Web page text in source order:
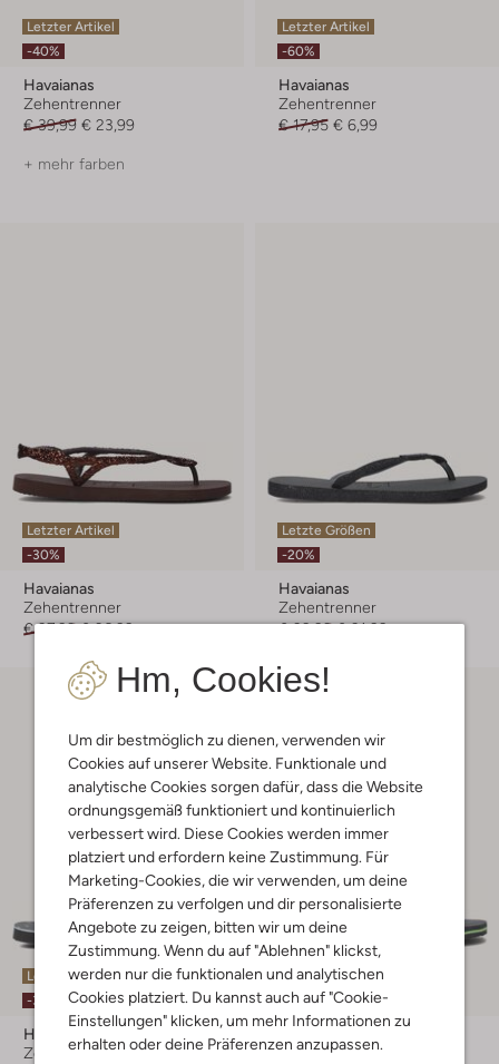
Hm, Cookies!
Um dir bestmöglich zu dienen, verwenden wir
Cookies auf unserer Website. Funktionale und
analytische Cookies sorgen dafür, dass die Website
ordnungsgemäß funktioniert und kontinuierlich
verbessert wird. Diese Cookies werden immer
platziert und erfordern keine Zustimmung. Für
Marketing-Cookies, die wir verwenden, um deine
Präferenzen zu verfolgen und dir personalisierte
Angebote zu zeigen, bitten wir um deine
Zustimmung. Wenn du auf "Ablehnen" klickst,
werden nur die funktionalen und analytischen
Cookies platziert. Du kannst auch auf "Cookie-
Einstellungen" klicken, um mehr Informationen zu
erhalten oder deine Präferenzen anzupassen.
Letzter Artikel
-40%
Havaianas
Zehentrenner
€ 39,99 € 23,99
+ mehr farben
Letzter Artikel
-60%
Havaianas
Zehentrenner
€ 17,95 € 6,99
Letzter Artikel
-30%
Havaianas
Zehentrenner
€ 37,99 € 26,99
Letzte Größen
-20%
Havaianas
Zehentrenner
€ 39,99 € 31,99
Letzte Größen
-30%
Havaianas
Zehentrenner
Zehentrenner